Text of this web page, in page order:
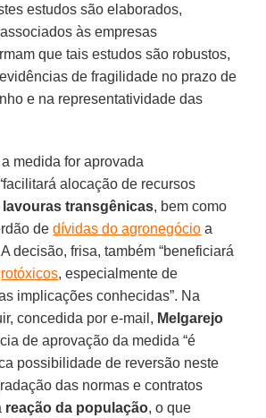
estudos são elaborados,
às empresas
que tais estudos são robustos,
de fragilidade no prazo de
e na representatividade das
medida for aprovada
alocação de recursos
lavouras transgênicas, bem como
dedívidas do agronegócio a
decisão, frisa, também “beneficiará
, especialmente de
implicações conhecidas”. Na
concedida por e-mail, Melgarejo
de aprovação da medida “é
possibilidade de reversão neste
das normas e contratos
reação da população, o que